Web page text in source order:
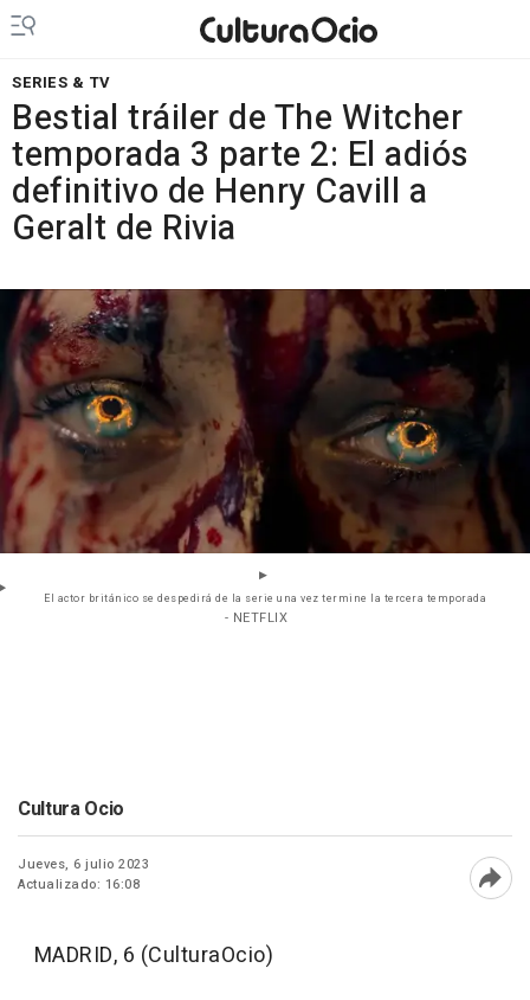
SERIES & TV
Bestial tráiler de The Witcher
temporada 3 parte 2: El adiós
definitivo de Henry Cavill a
Geralt de Rivia
El actor británico se despedirá de la serie una vez termine la tercera temporada
- NETFLIX
Cultura Ocio
Jueves, 6 julio 2023
Actualizado: 16:08
MADRID, 6 (CulturaOcio)